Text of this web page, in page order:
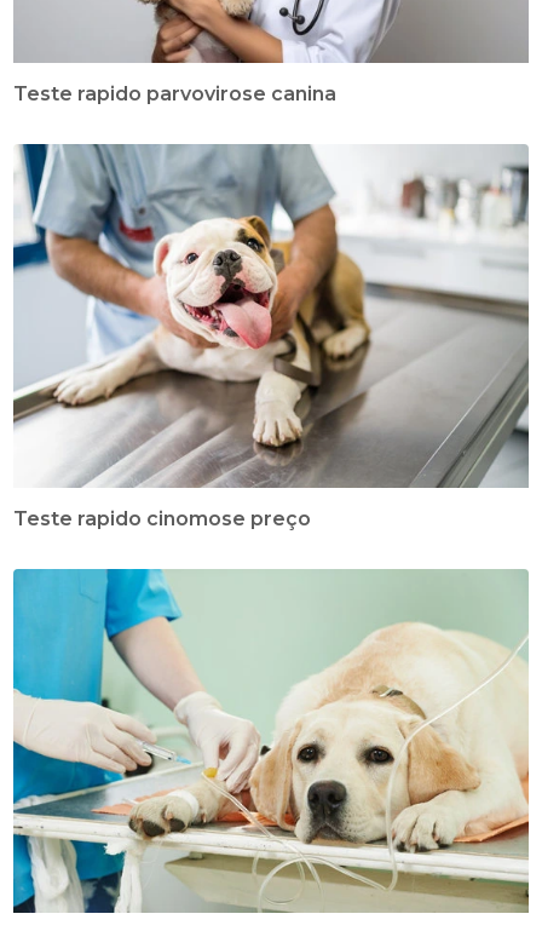
Teste rapido parvovirose canina
Teste rapido cinomose preço